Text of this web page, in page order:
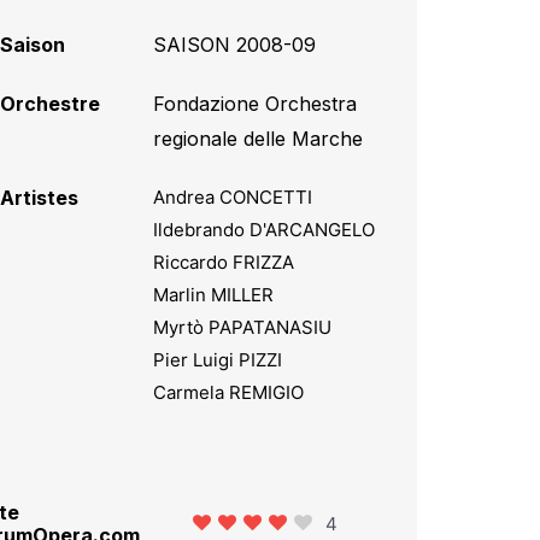
Saison SAISON 2008-09
Orchestre
Fondazione Orchestra
regionale delle Marche
Artistes
Andrea CONCETTI
Ildebrando D'ARCANGELO
Riccardo FRIZZA
Marlin MILLER
Myrtò PAPATANASIU
Pier Luigi PIZZI
Carmela REMIGIO
4